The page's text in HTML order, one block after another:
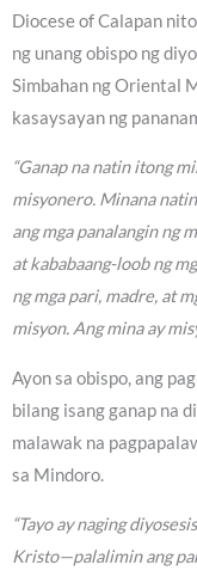
Diocese of Calapan
ng unang obispo ng
Simbahan ng Oriental
kasaysayan ng
“Ganap na natin itong
misyonero. Minana
ang mga panalangin ng
at kababaang-loob ng
ng mga pari, madre, at
misyon. Ang mina ay
Ayon sa obispo, ang
bilang isang ganap na
malawak na
sa Mindoro.
“Tayo ay naging
Kristo—palalimin ang